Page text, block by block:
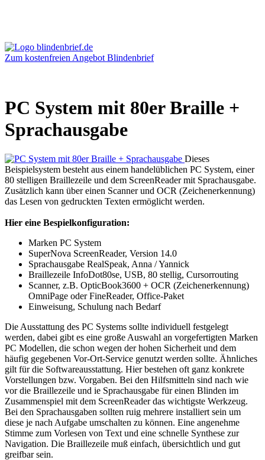
Zum kostenfreien Angebot Blindenbrief
PC System mit 80er Braille +
Sprachausgabe
Dieses
Beispielsystem besteht aus einem handelüblichen PC System, einer
80 stelligen Braillezeile und dem ScreenReader mit Sprachausgabe.
Zusätzlich kann über einen Scanner und OCR (Zeichenerkennung)
das Lesen von gedruckten Texten ermöglicht werden.
Hier eine Bespielkonfiguration:
Marken PC System
SuperNova ScreenReader, Version 14.0
Sprachausgabe RealSpeak, Anna / Yannick
Braillezeile InfoDot80se, USB, 80 stellig, Cursorrouting
Scanner, z.B. OpticBook3600 + OCR (Zeichenerkennung)
OmniPage oder FineReader, Office-Paket
Einweisung, Schulung nach Bedarf
Die Ausstattung des PC Systems sollte individuell festgelegt
werden, dabei gibt es eine große Auswahl an vorgefertigten Marken
PC Modellen, die schon wegen der hohen Sicherheit und dem
häufig gegebenen Vor-Ort-Service genutzt werden sollte. Ähnliches
gilt für die Softwareausstattung. Hier bestehen oft ganz konkrete
Vorstellungen bzw. Vorgaben. Bei den Hilfsmitteln sind nach wie
vor die Braillezeile und ie Sprachausgabe für einen Blinden im
Zusammenspiel mit dem ScreenReader das wichtigste Werkzeug.
Bei den Sprachausgaben sollten ruig mehrere installiert sein um
diese je nach Aufgabe umschalten zu können. Eine angenehme
Stimme zum Vorlesen von Text und eine schnelle Synthese zur
Navigation. Die Braillezeile muß einfach, übersichtlich und gut
greifbar sein.